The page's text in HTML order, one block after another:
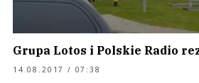
Grupa Lotos i Polskie Radio
14.08.2017 / 07:38